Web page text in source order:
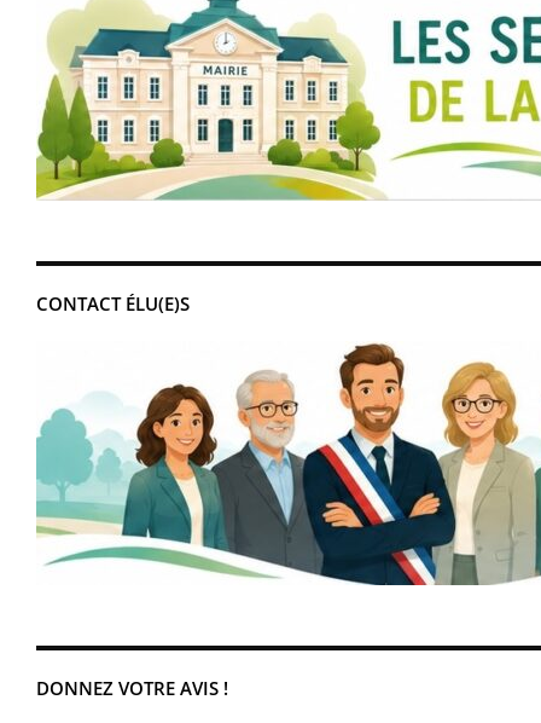
CONTACT ÉLU(E)S
DONNEZ VOTRE AVIS !